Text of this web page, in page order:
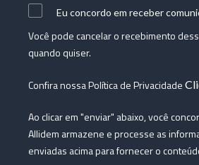
Eu concordo em receber
Você pode cancelar o recebimento
quando quiser.
Confira nossa Política de Privacidade
Ao clicar em "enviar" abaixo, você
Allidem armazene e processe as
enviadas acima para fornecer o